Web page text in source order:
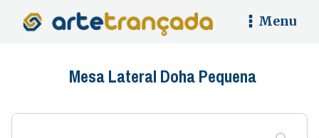
Menu
Mesa Lateral Doha Pequena